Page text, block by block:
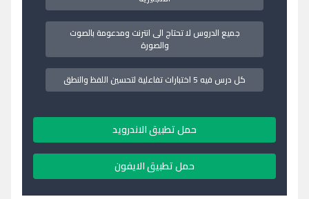
جميع الدروس لا تحتاج الى انترنت ومدعومة بالصوت
والصورة
كل درس فيه 5 اختبارات تفاعلية لتحسين اللفظ والنطق
حمل تطبيق الاندرويد
حمل تطبيق الايفون